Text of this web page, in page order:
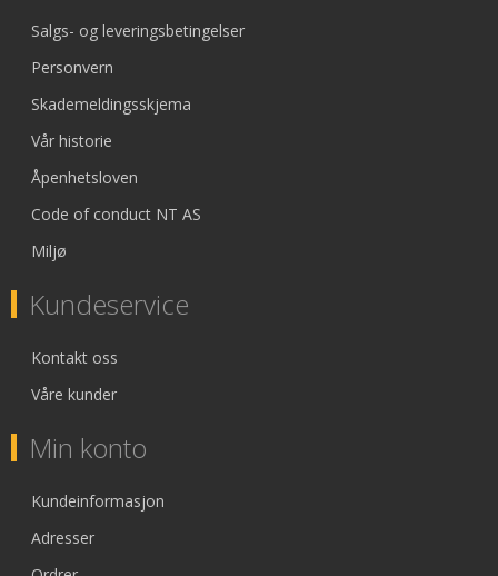
Salgs- og leveringsbetingelser
Personvern
Skademeldingsskjema
Vår historie
Åpenhetsloven
Code of conduct NT AS
Miljø
Kundeservice
Kontakt oss
Våre kunder
Min konto
Kundeinformasjon
Adresser